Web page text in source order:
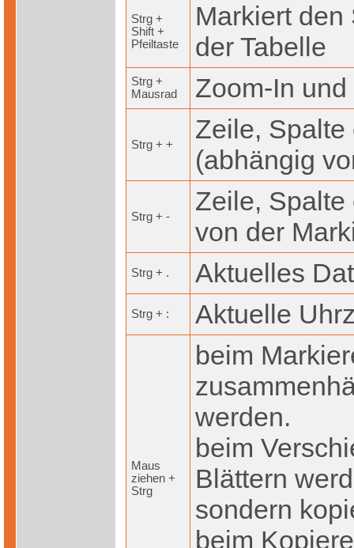
Strg +
Shift +
Pfeiltaste
Markiert
der Tabelle
Strg +
Mausrad
Zoom-In
Strg + +
Zeile,
(abhängig
Strg + -
Zeile,
von der
Strg + . Aktuelles
Strg + : Aktuelle
Maus
ziehen +
Strg
beim
werden.
beim
Blättern
sondern
beim